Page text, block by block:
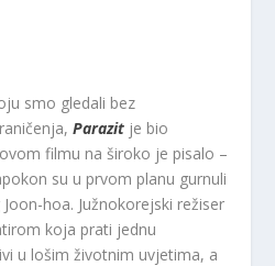
smo gledali bez
Parazit je bio
filmu na široko je pisalo –
su u prvom planu gurnuli
hoa. Južnokorejski režiser
koja prati jednu
u lošim životnim uvjetima, a